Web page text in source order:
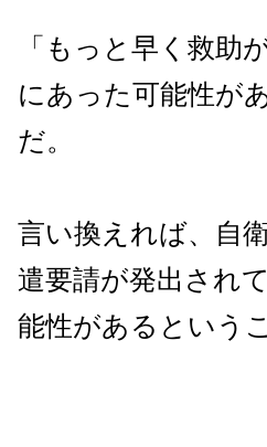
「もっと早く救助
にあった可能性が
だ。
言い換えれば、自
遣要請が発出され
能性があるという